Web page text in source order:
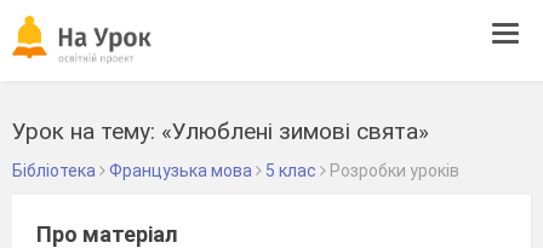
Урок на тему: «Улюблені зимові свята»
Бібліотека Французька мова 5 клас Розробки уроків
Про матеріал